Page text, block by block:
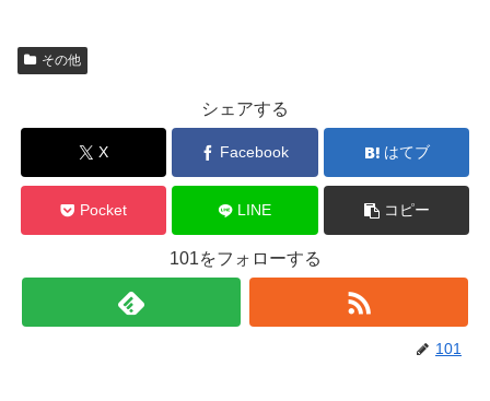
その他
シェアする
X Facebook はてブ
Pocket LINE コピー
101をフォローする
101